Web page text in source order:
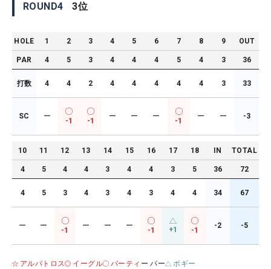
ROUND4 3位
HOLE 1 2 3 4 5 6 7 8 9 OUT
PAR 4 5 3 4 4 4 5 4 3 36
打数 4 4 2 4 4 4 4 4 3 33
SC ー
-1 -1
ー ー ー
-1
ー ー -3
10 11 12 13 14 15 16 17 18 IN TOTAL
4 5 4 4 3 4 4 3 5 36 72
4 5 3 4 3 4 3 4 4 34 67
ー ー
-1
ー ー ー
-1 +1 -1
-2 -5
アルバトロス イーグル バーティ ー パー ボギー